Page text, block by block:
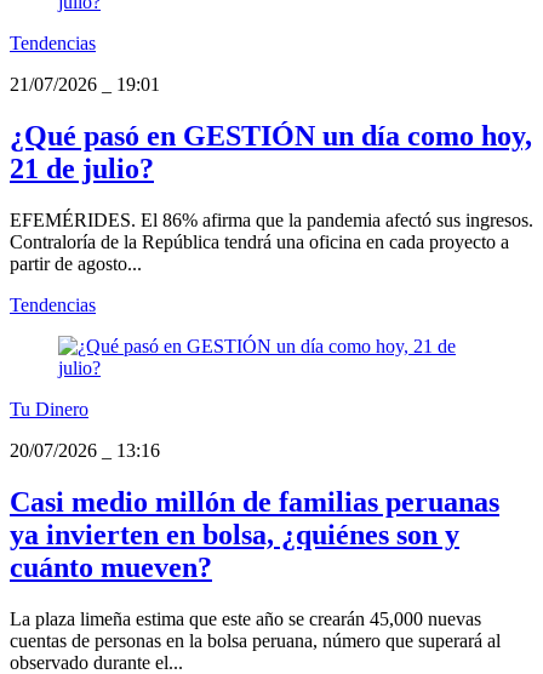
Tendencias
21/07/2026
19:01
¿Qué pasó en GESTIÓN un día como hoy,
21 de julio?
EFEMÉRIDES. El 86% afirma que la pandemia afectó sus ingresos.
Contraloría de la República tendrá una oficina en cada proyecto a
partir de agosto...
Tendencias
Tu Dinero
20/07/2026
13:16
Casi medio millón de familias peruanas
ya invierten en bolsa, ¿quiénes son y
cuánto mueven?
La plaza limeña estima que este año se crearán 45,000 nuevas
cuentas de personas en la bolsa peruana, número que superará al
observado durante el...